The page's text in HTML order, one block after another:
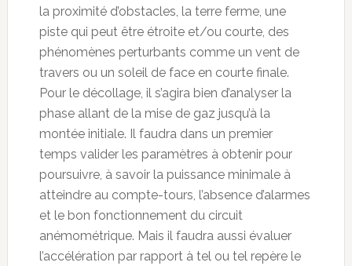
la proximité d’obstacles, la terre ferme, une
piste qui peut être étroite et/ou courte, des
phénomènes perturbants comme un vent de
travers ou un soleil de face en courte finale.
Pour le décollage, il s’agira bien d’analyser la
phase allant de la mise de gaz jusqu’à la
montée initiale. Il faudra dans un premier
temps valider les paramètres à obtenir pour
poursuivre, à savoir la puissance minimale à
atteindre au compte-tours, l’absence d’alarmes
et le bon fonctionnement du circuit
anémométrique. Mais il faudra aussi évaluer
l’accélération par rapport à tel ou tel repère le